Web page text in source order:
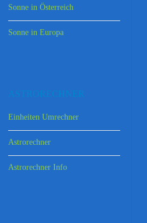
Sonne in Österreich
Sonne in Europa
ASTRORECHNER
Einheiten Umrechner
Astrorechner
Astrorechner Info